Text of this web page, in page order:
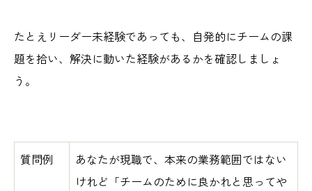
たとえリーダー未経験であっても、自発的にチームの課
題を拾い、解決に動いた経験があるかを確認しましょ
う。
質問例
あなたが現職で、本来の業務範囲ではない
けれど「チームのために良かれと思ってや